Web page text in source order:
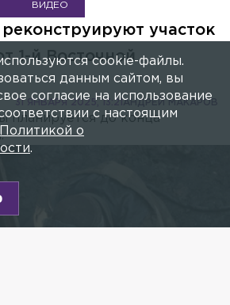
ВИДЕО
участок
1-й Восточной
планируется до конца
cookie-файлы.
данным сайтом, вы
согласие на использование
с настоящим
Политикой о
.